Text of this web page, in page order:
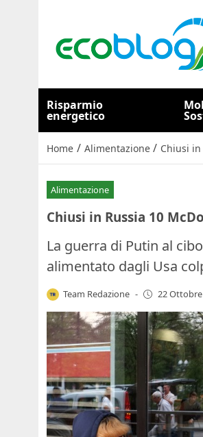
Risparmio
energetico
Home / Alimentazione / Chiusi in
Alimentazione
Chiusi in Russia 10
La guerra di Putin al
alimentato dagli Usa
Team Redazione - 22